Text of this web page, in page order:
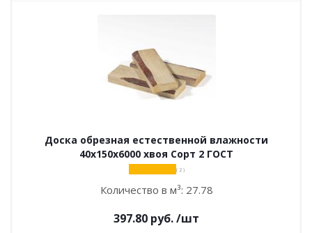
Доска обрезная естественной влажности
40х150х6000 хвоя Сорт 2 ГОСТ
( 2 )
Количество в м³: 27.78
397.80 руб./шт